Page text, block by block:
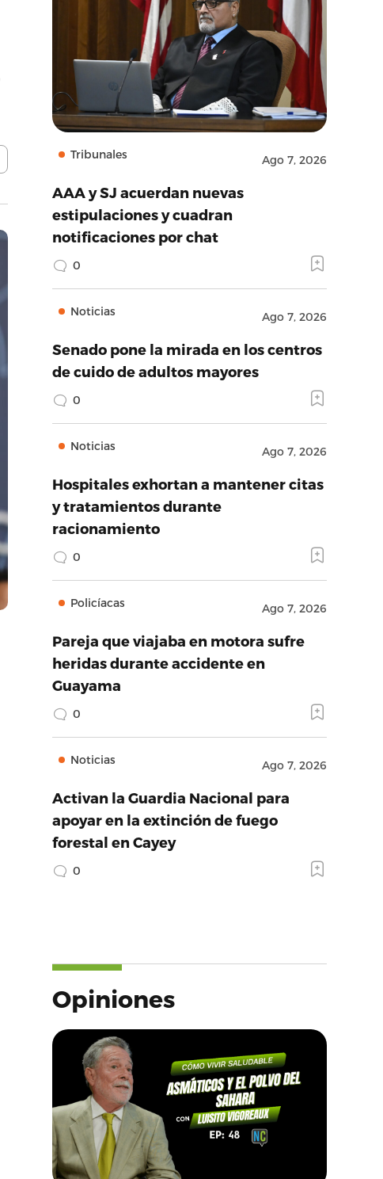
Tribunales Ago 7, 2026
AAA y SJ acuerdan nuevas
estipulaciones y cuadran
notificaciones por chat
0
Noticias Ago 7, 2026
Senado pone la mirada en los centros
de cuido de adultos mayores
0
Noticias Ago 7, 2026
Hospitales exhortan a mantener citas
y tratamientos durante
racionamiento
0
Policíacas Ago 7, 2026
Pareja que viajaba en motora sufre
heridas durante accidente en
Guayama
0
Noticias Ago 7, 2026
Activan la Guardia Nacional para
apoyar en la extinción de fuego
forestal en Cayey
0
Opiniones